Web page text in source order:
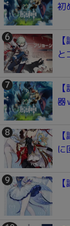
初
と
器
に